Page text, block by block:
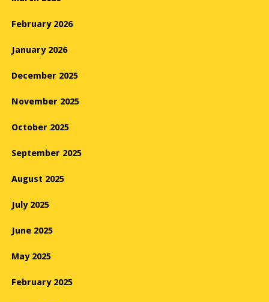
February 2026
January 2026
December 2025
November 2025
October 2025
September 2025
August 2025
July 2025
June 2025
May 2025
February 2025